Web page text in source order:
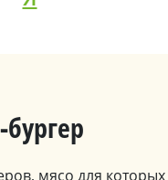
мясо для которых